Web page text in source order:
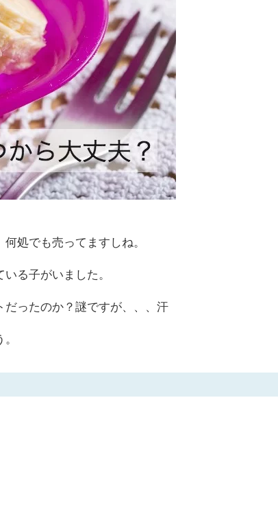
処でも売ってますしね。
る子がいました。
だったのか？謎ですが、、、汗